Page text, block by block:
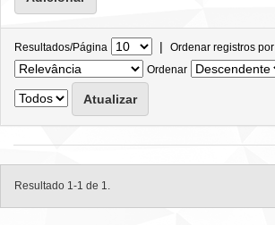
Resultados/Página | Ordenar registros por
Ordenar
Resultado 1-1 de 1.